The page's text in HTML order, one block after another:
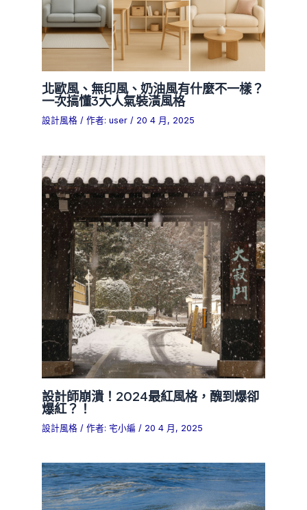
北歐風、無印風、奶油風有什麼不一樣？
一次搞懂3大人氣裝潢風格
設計風格 / 作者:user/ 20 4 月, 2025
設計師崩潰！2024最紅風格，醜到爆卻
爆紅？！
設計風格 / 作者: 宅小編 / 20 4 月, 2025